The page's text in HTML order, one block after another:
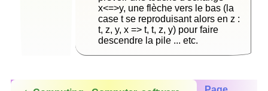
x<=>y, une flèche vers le bas (la
case t se reproduisant alors en z :
t, z, y, x => t, t, z, y) pour faire
descendre la pile ... etc.